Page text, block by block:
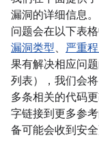
漏洞的详细信息
问题会在以下表
漏洞类型、 严重
果有解决相应问
列表），我们会
多条相关的代码
字链接到更多参
备可能会收到安